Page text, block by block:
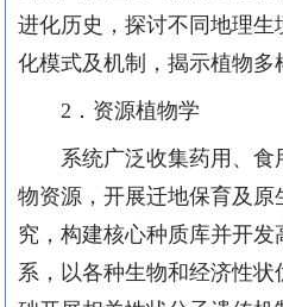
进化历史，探讨不同地理
化模式及机制，揭示植物多
2 ．资源植物学
系统广泛收集药用、食
物资源，开展迁地保育及
究，构建核心种质库并开
系，以各种生物和经济性